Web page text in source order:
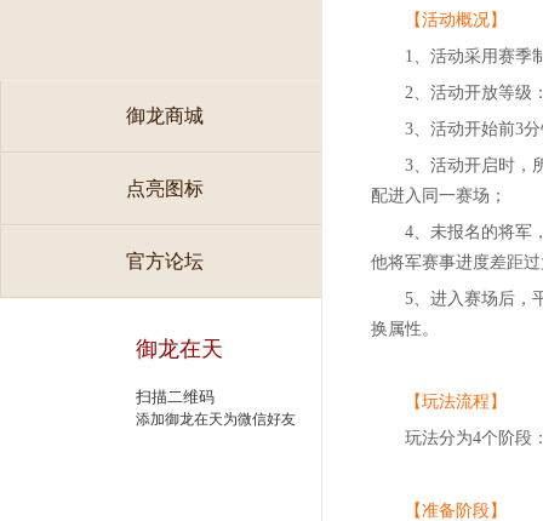
御龙商城
点亮图标
官方论坛
御龙在天
扫描二维码
添加御龙在天为微信好友
【活动概况】
1、活动采用赛季
2、活动开放等级
3、活动开始前3
3、活动开启时，
配进入同一赛场；
4、未报名的将军
他将军赛事进度差距
5、进入赛场后，
换属性。
【玩法流程】
玩法分为4个阶段
【准备阶段】